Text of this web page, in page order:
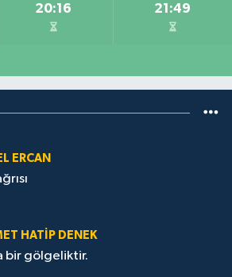
20:16 21:49
ERCAN
HATİP DENEK
bir gölgeliktir.